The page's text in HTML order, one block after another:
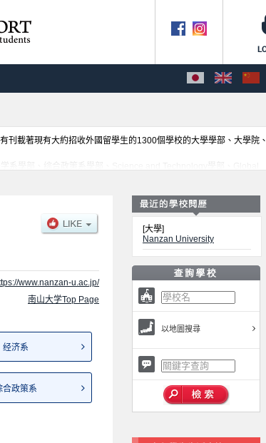
刊載著現有大約招收外國留學生的1300個學校的大學學部、大學院、
系學部、综合政策系學部、Science and Technology學部、Global
www.nanzan-u.ac.jp/
南山大学Top Page
经济系
合政策系
[大學]
Nanzan University
以地圖搜尋